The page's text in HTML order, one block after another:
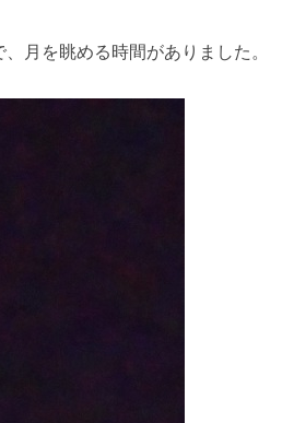
月を眺める時間がありました。